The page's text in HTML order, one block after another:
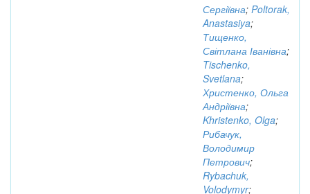
Сергіївна; Poltorak,
Anastasiya;
Тищенко,
Світлана Іванівна;
Tischenko,
Svetlana;
Христенко, Ольга
Андріївна;
Khristenko, Olga;
Рибачук,
Володимир
Петрович;
Rybachuk,
Volodymyr;